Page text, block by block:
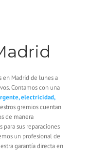
en Madrid de lunes a
Contamos con una
electricidad,
gremios cuentan
de manera
sus reparaciones
un profesional de
garantía directa en